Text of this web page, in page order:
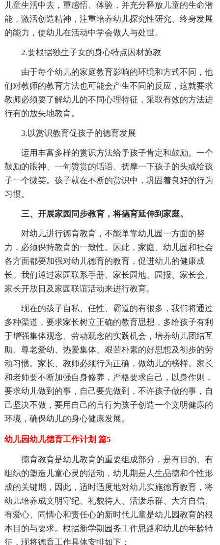
儿童生活中去，重感悟、体验，并充分释放儿童的生命潜
能，激活创造精神，注重培养幼儿探究性研究、终身发展
的能力，使幼儿在活动中学会做人与处世。
2.要根据独生子女的身心特点因材施教
由于每个幼儿的家庭教育影响的环境和方式不同，他
们对教师的教育方法也可能会产生不同的反应，这就要求
教师必须要了解幼儿的不同心理特征，采取有效的方法进
行有的放矢地教育。
3.以赏识教育促孩子的德育发展
运用丰富多样的赏识方法给予孩子肯定和鼓励。一个
鼓励的眼神、一句赞赏的话语、抚摩一下孩子的头或给孩
子一个微笑。孩子就在不断的赏识中，巩固着良好的行为
习惯。
三、开展家园同步教育，将德育延伸到家庭。
对幼儿进行德育教育，不能单靠幼儿园一方面的努
力，必须保持教育的一致性。因此，家庭、幼儿园和社会
各方面都要加强对幼儿德育的教育，促进幼儿的健康成
长。我们通过家园联系手册、家长园地、园报、家长会、
家长开放日及家园联谊活动来进行教育。
现在的孩子自私、任性、霸道的有很多，我们将通过
多种渠道，要求家长树立正确的教育思想，多给孩子有利
于增强集体观念、劳动观念的实践机会，培养幼儿团结互
助、尊老爱幼、热爱集体、艰苦朴素的好思想及初步的劳
动习惯。家长、教师必须行为正确，做幼儿的榜样。家长
和老师要不断加强自身修养，严格要求自己，以身作则，
要求幼儿做到的事，自己要先做到，不许孩子做的事，自
己坚决不做，要用自己的言行为孩子创造一个文明健康的
环境，确保幼儿的身心健康发展。
幼儿园幼儿德育工作计划 篇5
德育教育是幼儿教育的重要组成部分，是有目的、有
组织的塑造儿童心灵的活动，幼儿期是人生品德和个性形
成的关键期，因此，适时适度地对幼儿实施德育教育，将
幼儿培养成文明守纪、礼貌待人、活泼乐群、大方自信、
有爱心、同情心和责任心的新时代儿童是幼儿园教育的根
本目的与要求。根据新学期园务工作思路和幼儿的年龄特
征，现将德育工作具体安排如下：